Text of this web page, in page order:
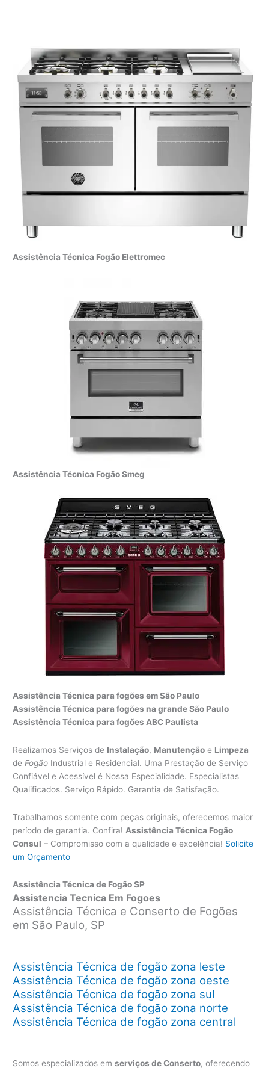
Assistência Técnica Fogão Elettromec
Assistência Técnica Fogão Smeg
Assistência Técnica para fogões em São Paulo
Assistência Técnica para fogões na grande São Paulo
Assistência Técnica para fogões ABC Paulista
Realizamos Serviços de Instalação, Manutenção e Limpeza
de Fogão Industrial e Residencial. Uma Prestação de Serviço
Confiável e Acessível é Nossa Especialidade. Especialistas
Qualificados. Serviço Rápido. Garantia de Satisfação.
Trabalhamos somente com peças originais, oferecemos maior
período de garantia. Confira! Assistência Técnica Fogão
Consul – Compromisso com a qualidade e excelência! Solicite
um Orçamento
Assistência Técnica de Fogão SP
Assistencia Tecnica Em Fogoes
Assistência Técnica e Conserto de Fogões
em São Paulo, SP
Assistência Técnica de fogão zona leste
Assistência Técnica de fogão zona oeste
Assistência Técnica de fogão zona sul
Assistência Técnica de fogão zona norte
Assistência Técnica de fogão zona central
Somos especializados emserviços de Conserto, oferecendo